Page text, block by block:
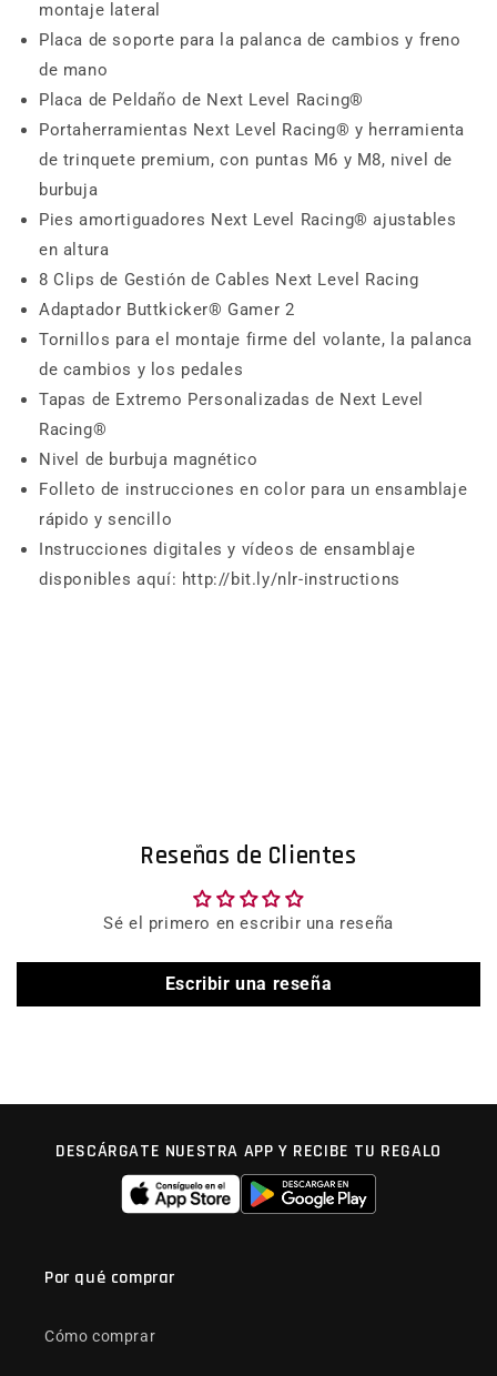
montaje lateral
Placa de soporte para la palanca de cambios y freno
de mano
Placa de Peldaño de Next Level Racing®
Portaherramientas Next Level Racing® y herramienta
de trinquete premium, con puntas M6 y M8, nivel de
burbuja
Pies amortiguadores Next Level Racing® ajustables
en altura
8 Clips de Gestión de Cables Next Level Racing
Adaptador Buttkicker® Gamer 2
Tornillos para el montaje firme del volante, la palanca
de cambios y los pedales
Tapas de Extremo Personalizadas de Next Level
Racing®
Nivel de burbuja magnético
Folleto de instrucciones en color para un ensamblaje
rápido y sencillo
Instrucciones digitales y vídeos de ensamblaje
disponibles aquí: http://bit.ly/nlr-instructions
Reseñas de Clientes
Sé el primero en escribir una reseña
Escribir una reseña
DESCÁRGATE NUESTRA APP Y RECIBE TU REGALO
Por qué comprar
Cómo comprar